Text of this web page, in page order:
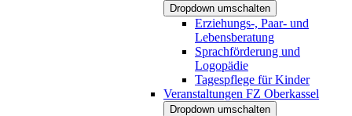
Dropdown umschalten
Erziehungs-, Paar- und
Lebensberatung
Sprachförderung und
Logopädie
Tagespflege für Kinder
Veranstaltungen FZ Oberkassel
Dropdown umschalten